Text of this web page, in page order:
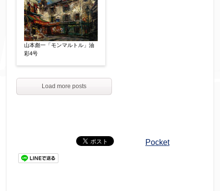
山本彪一「モンマルトル」油
彩4号
Load more posts
Pocket